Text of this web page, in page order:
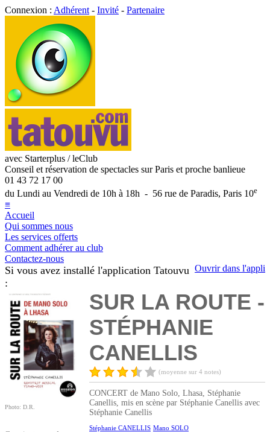
Connexion : Adhérent - Invité - Partenaire
avec Starterplus / leClub
Conseil et réservation de spectacles sur Paris et proche banlieue
01 43 72 17 00
du Lundi au Vendredi de 10h à 18h - 56 rue de Paradis, Paris 10e
≡
Accueil
Qui sommes nous
Les services offerts
Comment adhérer au club
Contactez-nous
Ouvrir dans l'appli
Si vous avez installé l'application Tatouvu
:
Photo: D.R.
SUR LA ROUTE -
STÉPHANIE
CANELLIS
(moyenne sur 4 notes)
CONCERT de Mano Solo, Lhasa, Stéphanie
Canellis, mis en scène par Stéphanie Canellis avec
Stéphanie Canellis
Stéphanie CANELLIS Mano SOLO